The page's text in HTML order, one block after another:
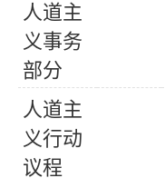
人道主
义事务
部分
人道主
义行动
议程